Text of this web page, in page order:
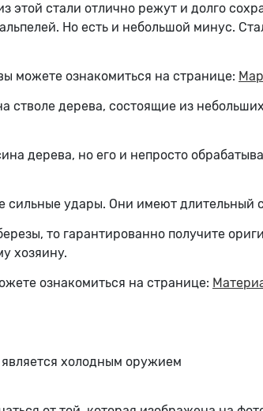
этой стали отлично режут и долго
Но есть и небольшой минус.
можете ознакомиться на странице:
стволе дерева, состоящие из
дерева, но его и непросто
сильные удары. Они имеют длительный
то гарантированно получите
хозяину.
ознакомиться на странице:
холодным оружием